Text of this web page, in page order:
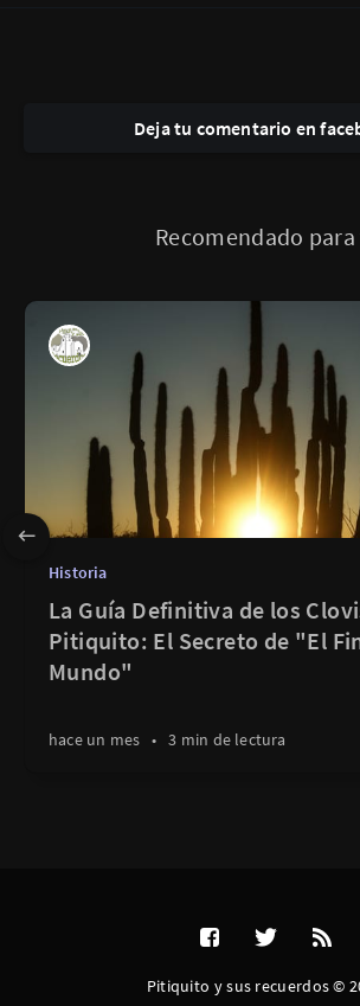
Deja tu comentario en
Recomendado
Historia
La Guía Definitiva de los
Pitiquito: El Secreto de "El
Mundo"
hace un mes • 3 min de lectura
Pitiquito y sus recuerdos ©